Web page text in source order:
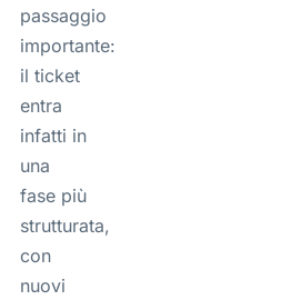
passaggio
importante:
il ticket
entra
infatti in
una
fase più
strutturata,
con
nuovi